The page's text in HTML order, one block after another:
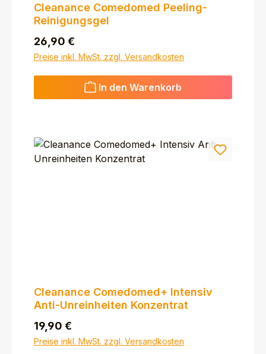
Cleanance Comedomed Peeling-
Reinigungsgel
Regulärer Preis:
26,90 €
Preise inkl. MwSt. zzgl. Versandkosten
In den Warenkorb
Cleanance Comedomed+ Intensiv
Anti-Unreinheiten Konzentrat
Regulärer Preis:
19,90 €
Preise inkl. MwSt. zzgl. Versandkosten